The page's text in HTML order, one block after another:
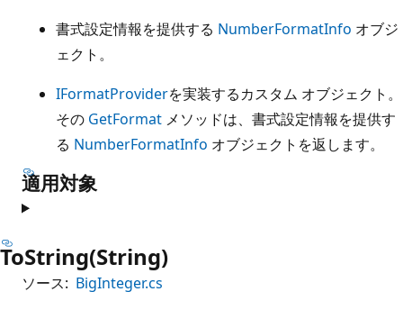
書式設定情報を提供する NumberFormatInfo オブジ
ェクト。
IFormatProviderを実装するカスタム オブジェクト。
その GetFormat メソッドは、書式設定情報を提供す
る NumberFormatInfo オブジェクトを返します。
適用対象
ToString(String)
ソース: BigInteger.cs